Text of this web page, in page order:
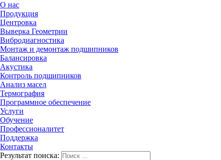
О нас
Продукция
Центровка
Выверка Геометрии
Вибродиагностика
Монтаж и демонтаж подшипников
Балансировка
Акустика
Контроль подшипников
Анализ масел
Термография
Программное обеспечение
Услуги
Обучение
Профессионалитет
Поддержка
Контакты
Результат поиска: